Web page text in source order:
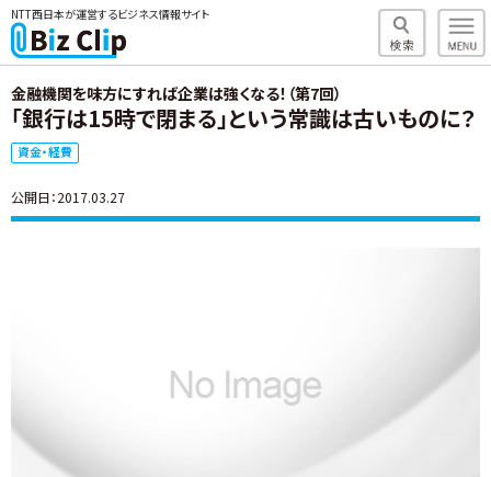
NTT西日本が運営するビジネス情報サイト
金融機関を味方にすれば企業は強くなる！（第7回）
「銀行は15時で閉まる」という常識は古いものに？
資金・経費
公開日：2017.03.27